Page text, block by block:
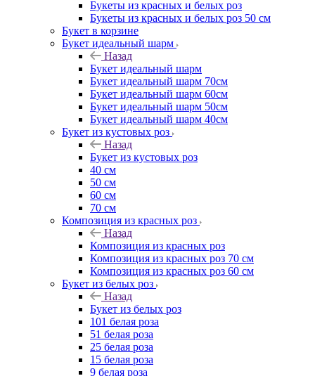
Букеты из красных и белых роз
Букеты из красных и белых роз 50 см
Букет в корзине
Букет идеальный шарм
Назад
Букет идеальный шарм
Букет идеальный шарм 70см
Букет идеальный шарм 60см
Букет идеальный шарм 50см
Букет идеальный шарм 40см
Букет из кустовых роз
Назад
Букет из кустовых роз
40 см
50 см
60 см
70 см
Композиция из красных роз
Назад
Композиция из красных роз
Композиция из красных роз 70 см
Композиция из красных роз 60 см
Букет из белых роз
Назад
Букет из белых роз
101 белая роза
51 белая роза
25 белая роза
15 белая роза
9 белая роза